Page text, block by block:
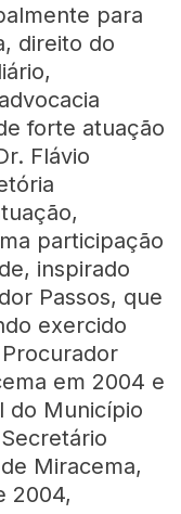
para
direito do
forte atuação
Flávio
participação
inspirado
Passos, que
exercido
em 2004 e
do Município
Miracema,
2004,